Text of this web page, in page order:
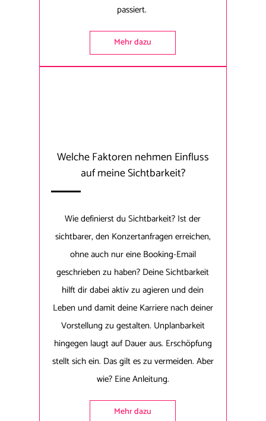
passiert.
Mehr dazu
Welche Faktoren nehmen Einfluss
auf meine Sichtbarkeit?
Wie definierst du Sichtbarkeit? Ist der
sichtbarer, den Konzertanfragen erreichen,
ohne auch nur eine Booking-Email
geschrieben zu haben? Deine Sichtbarkeit
hilft dir dabei aktiv zu agieren und dein
Leben und damit deine Karriere nach deiner
Vorstellung zu gestalten. Unplanbarkeit
hingegen laugt auf Dauer aus. Erschöpfung
stellt sich ein. Das gilt es zu vermeiden. Aber
wie? Eine Anleitung.
Mehr dazu